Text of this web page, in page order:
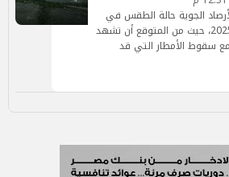
الجوية حالة الطقس في
مصر ليوم الخميس 9 يناير 2025، حيث من المتوقع أن تشهد
سقوط الأمطار التي قد